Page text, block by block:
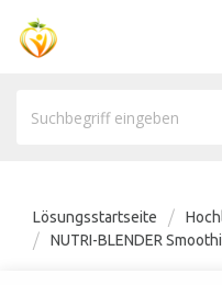
Lösungsstartseite
NUTRI-BLENDER